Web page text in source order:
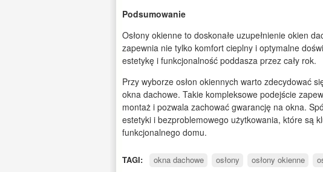
Podsumowanie
Osłony okienne to doskonałe uzupełnienie okien
zapewnia nie tylko komfort cieplny i optymalne
estetykę i funkcjonalność poddasza przez cały rok.
Przy wyborze osłon okiennych warto zdecydować
okna dachowe. Takie kompleksowe podejście
montaż i pozwala zachować gwarancję na okna.
estetyki i bezproblemowego użytkowania, które są
funkcjonalnego domu.
TAGI: okna dachowe osłony osłony okienne